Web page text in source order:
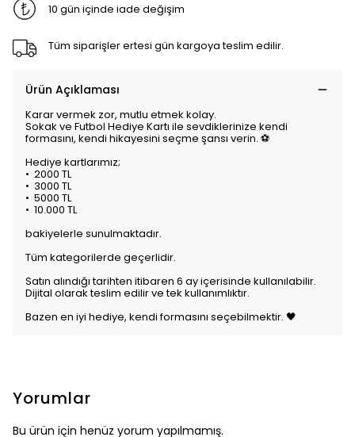
10 gün içinde iade değişim
Tüm siparişler ertesi gün kargoya teslim edilir.
Ürün Açıklaması
Karar vermek zor, mutlu etmek kolay.
Sokak ve Futbol Hediye Kartı ile sevdiklerinize kendi
formasını, kendi hikayesini seçme şansı verin. ⚽
Hediye kartlarımız;
•⁠ ⁠2000 TL
•⁠ ⁠3000 TL
•⁠ ⁠5000 TL
•⁠ ⁠10.000 TL
bakiyelerle sunulmaktadır.
Tüm kategorilerde geçerlidir.
Satın alındığı tarihten itibaren 6 ay içerisinde kullanılabilir.
Dijital olarak teslim edilir ve tek kullanımlıktır.
Bazen en iyi hediye, kendi formasını seçebilmektir. 🖤
Yorumlar
Bu ürün için henüz yorum yapılmamış.